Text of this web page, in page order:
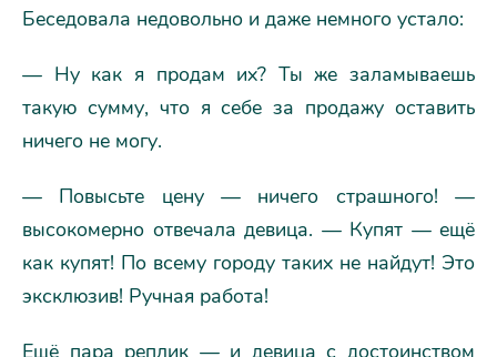
Беседовала недовольно и даже немного устало:
— Ну как я продам их? Ты же заламываешь
такую сумму, что я себе за продажу оставить
ничего не могу.
— Повысьте цену — ничего страшного! —
высокомерно отвечала девица. — Купят — ещё
как купят! По всему городу таких не найдут! Это
эксклюзив! Ручная работа!
Ещё пара реплик — и девица с достоинством